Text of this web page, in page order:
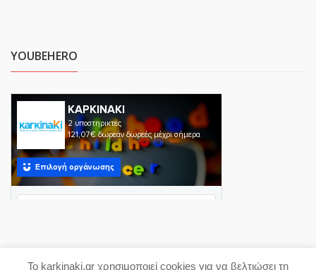
YOUBEHERO
Το karkinaki.gr χρησιμοποιεί cookies για να βελτιώσει τη